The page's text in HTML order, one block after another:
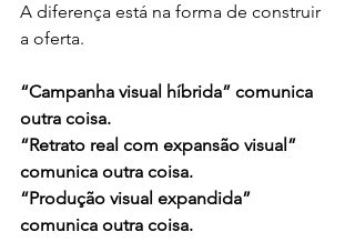
A diferença está na forma de construir
a oferta.
“Campanha visual híbrida” comunica
outra coisa.
“Retrato real com expansão visual”
comunica outra coisa.
“Produção visual expandida”
comunica outra coisa.